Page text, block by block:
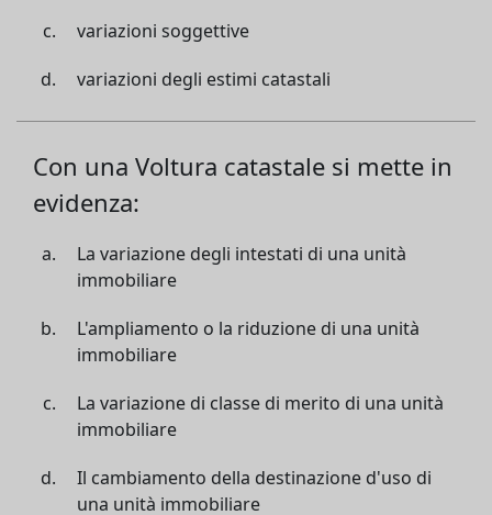
variazioni soggettive
variazioni degli estimi catastali
Con una Voltura catastale si mette in
evidenza:
La variazione degli intestati di una unità
immobiliare
L'ampliamento o la riduzione di una unità
immobiliare
La variazione di classe di merito di una unità
immobiliare
Il cambiamento della destinazione d'uso di
una unità immobiliare